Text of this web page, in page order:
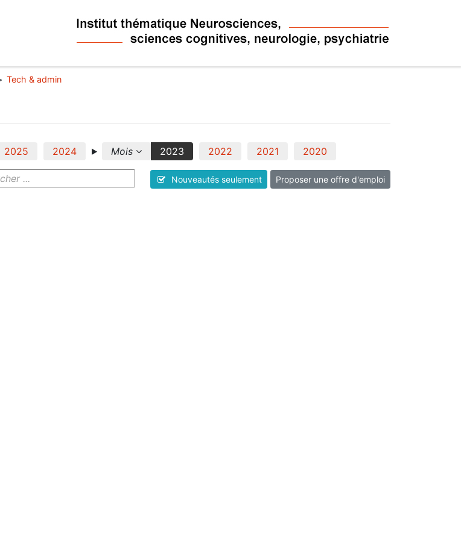
Tech & admin
2025 2024 Mois 2023 2022 2021 2020
Nouveautés seulement Proposer une offre d'emploi